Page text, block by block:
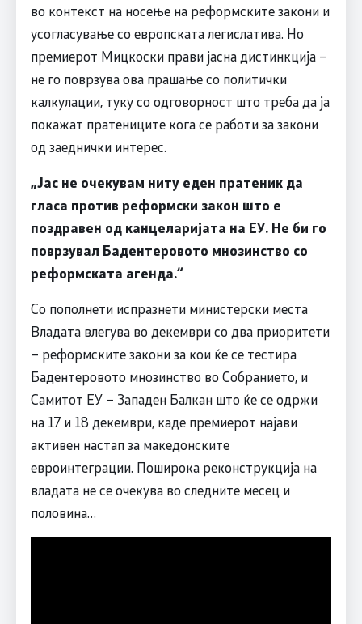
во контекст на носење на реформските закони и
усогласување со европската легислатива. Но
премиерот Мицкоски прави јасна дистинкција –
не го поврзува ова прашање со политички
калкулации, туку со одговорност што треба да ја
покажат пратениците кога се работи за закони
од заеднички интерес.
„Јас не очекувам ниту еден пратеник да
гласа против реформски закон што е
поздравен од канцеларијата на ЕУ. Не би го
поврзувал Бадентеровото мнозинство со
реформската агенда.“
Со пополнети испразнети министерски места
Владата влегува во декември со два приоритети
– реформските закони за кои ќе се тестира
Бадентеровото мнозинство во Собранието, и
Самитот ЕУ – Западен Балкан што ќе се одржи
на 17 и 18 декември, каде премиерот најави
активен настап за македонските
евроинтеграции. Поширока реконструкција на
владата не се очекува во следните месец и
половина…